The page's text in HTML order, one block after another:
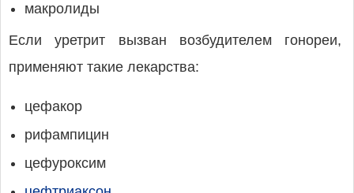
макролиды
Если уретрит вызван возбудителем гонореи,
применяют такие лекарства:
цефакор
рифампицин
цефуроксим